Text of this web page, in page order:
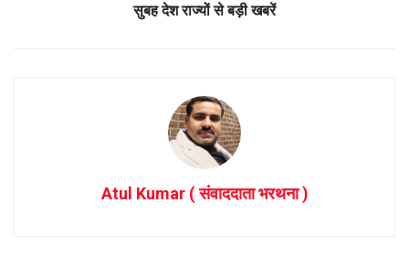
सुबह देश राज्यों से बड़ी खबरें
Atul Kumar ( संवाददाता भरथना )